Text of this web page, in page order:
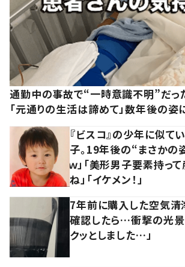
通勤中の事故で“一時意識不明”だっ
「元通りの生活は諦めて」数年後の姿
『ビスコ』の少年に似て
子。19年後の“まさかの
ｗ」「美形男子要素持っ
ね」「イケメン！」
7年前に購入した空気
確認したら…衝撃の光景
クッとしました…」